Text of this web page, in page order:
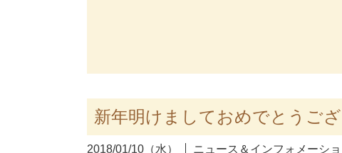
新年明けましておめでとうご
2018/01/10（水） ニュース＆インフォメーシ